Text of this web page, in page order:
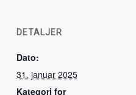
DETALJER
Dato:
31. januar 2025
Kategori for